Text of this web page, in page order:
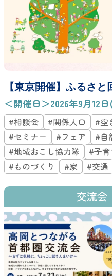
【東京開催】ふるさ
＜開催日＞2026年9月12
#相談会 #関係人口 #空
#セミナー
#フェア #自
#地域おこし協力隊
#子育
#ものづくり
#家 #交通
交流会